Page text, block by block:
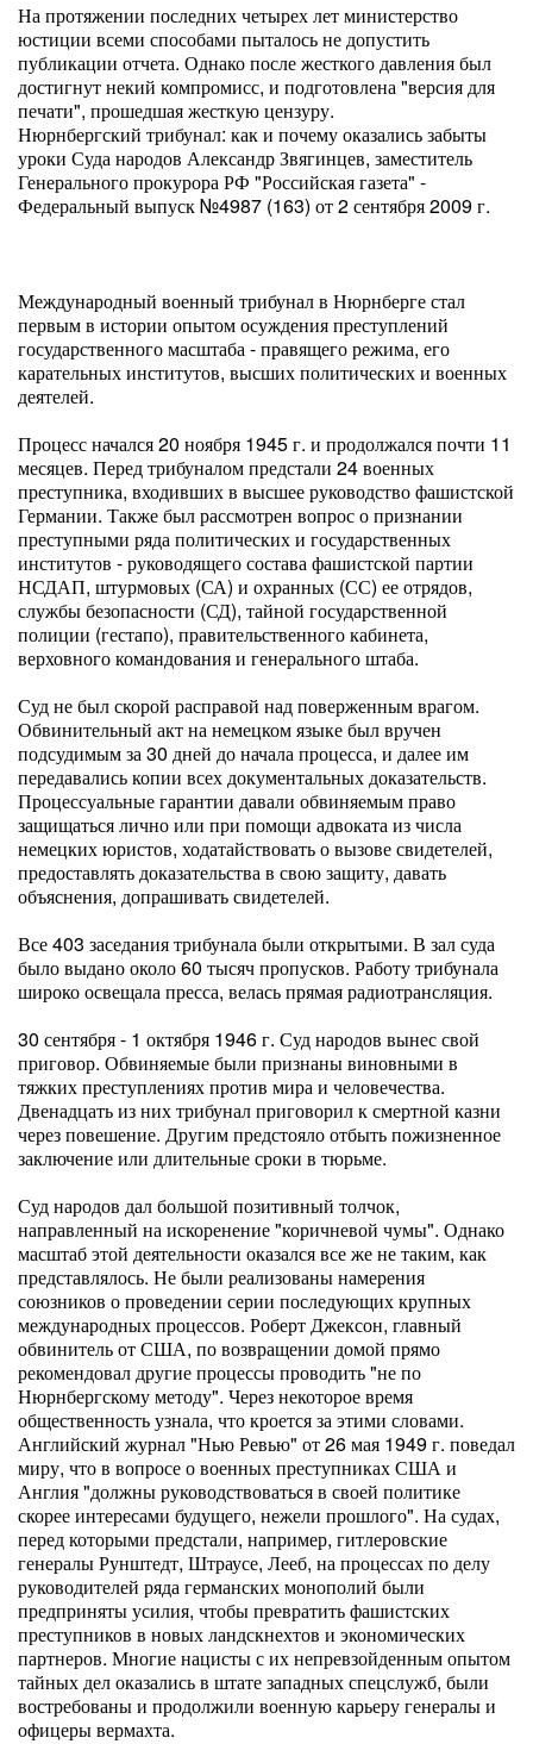
На протяжении последних четырех лет министерство
юстиции всеми способами пыталось не допустить
публикации отчета. Однако после жесткого давления был
достигнут некий компромисс, и подготовлена "версия для
печати", прошедшая жесткую цензуру.
Нюрнбергский трибунал: как и почему оказались забыты
уроки Суда народов Александр Звягинцев, заместитель
Генерального прокурора РФ "Российская газета" -
Федеральный выпуск №4987 (163) от 2 сентября 2009 г.
Международный военный трибунал в Нюрнберге стал
первым в истории опытом осуждения преступлений
государственного масштаба - правящего режима, его
карательных институтов, высших политических и военных
деятелей.
Процесс начался 20 ноября 1945 г. и продолжался почти 11
месяцев. Перед трибуналом предстали 24 военных
преступника, входивших в высшее руководство фашистской
Германии. Также был рассмотрен вопрос о признании
преступными ряда политических и государственных
институтов - руководящего состава фашистской партии
НСДАП, штурмовых (СА) и охранных (СС) ее отрядов,
службы безопасности (СД), тайной государственной
полиции (гестапо), правительственного кабинета,
верховного командования и генерального штаба.
Суд не был скорой расправой над поверженным врагом.
Обвинительный акт на немецком языке был вручен
подсудимым за 30 дней до начала процесса, и далее им
передавались копии всех документальных доказательств.
Процессуальные гарантии давали обвиняемым право
защищаться лично или при помощи адвоката из числа
немецких юристов, ходатайствовать о вызове свидетелей,
предоставлять доказательства в свою защиту, давать
объяснения, допрашивать свидетелей.
Все 403 заседания трибунала были открытыми. В зал суда
было выдано около 60 тысяч пропусков. Работу трибунала
широко освещала пресса, велась прямая радиотрансляция.
30 сентября - 1 октября 1946 г. Суд народов вынес свой
приговор. Обвиняемые были признаны виновными в
тяжких преступлениях против мира и человечества.
Двенадцать из них трибунал приговорил к смертной казни
через повешение. Другим предстояло отбыть пожизненное
заключение или длительные сроки в тюрьме.
Суд народов дал большой позитивный толчок,
направленный на искоренение "коричневой чумы". Однако
масштаб этой деятельности оказался все же не таким, как
представлялось. Не были реализованы намерения
союзников о проведении серии последующих крупных
международных процессов. Роберт Джексон, главный
обвинитель от США, по возвращении домой прямо
рекомендовал другие процессы проводить "не по
Нюрнбергскому методу". Через некоторое время
общественность узнала, что кроется за этими словами.
Английский журнал "Нью Ревью" от 26 мая 1949 г. поведал
миру, что в вопросе о военных преступниках США и
Англия "должны руководствоваться в своей политике
скорее интересами будущего, нежели прошлого". На судах,
перед которыми предстали, например, гитлеровские
генералы Рунштедт, Штраусе, Лееб, на процессах по делу
руководителей ряда германских монополий были
предприняты усилия, чтобы превратить фашистских
преступников в новых ландскнехтов и экономических
партнеров. Многие нацисты с их непревзойденным опытом
тайных дел оказались в штате западных спецслужб, были
востребованы и продолжили военную карьеру генералы и
офицеры вермахта.